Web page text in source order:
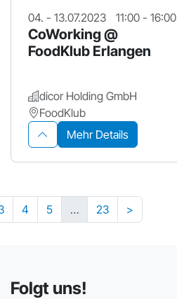
04. - 13.07.2023 11:00 - 16:00
CoWorking @
FoodKlub Erlangen
dicor Holding GmbH
FoodKlub
Mehr Details
4 5 … 23 >
Folgt uns!